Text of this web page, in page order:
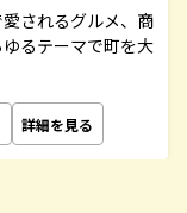
されるグルメ、商
るテーマで町を大
詳細を見る